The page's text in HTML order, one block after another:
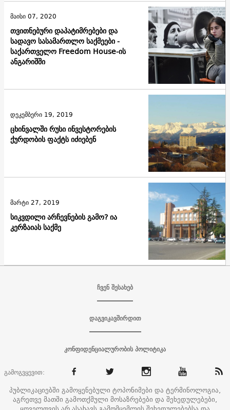
თვითნებური დაპატიმრებები და
სადავო სასამართლო საქმეები -
საქართველო Freedom House-ის
ანგარიშში
მაისი 07, 2020
ცხინვალში რუსი ინვესტორების
ქურდობის ფაქტს იძიებენ
დეკემბერი 19, 2019
სიკვდილი არჩევნების გამო? ია
კერზაიას საქმე
მარტი 27, 2019
ჩვენ შესახებ
დაგვიკავშირდით
კონფიდენციალურობის პოლიტიკა
გამოგვყევით:
პუბლიკაციებში გამოყენებული ტოპონიმები და ტერმინოლოგია,
აგრეთვე მათში გამოთქმული მოსაზრებები და შეხედულებები,